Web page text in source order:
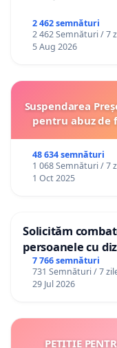
2 462 semnături
2 462 Semnături / 7
5 Aug 2026
Suspendarea
pentru abuz de
48 634 semnături
1 068 Semnături / 7
1 Oct 2025
Solicităm
persoanele cu
7 766 semnături
731 Semnături / 7
29 Jul 2026
PETIȚIE